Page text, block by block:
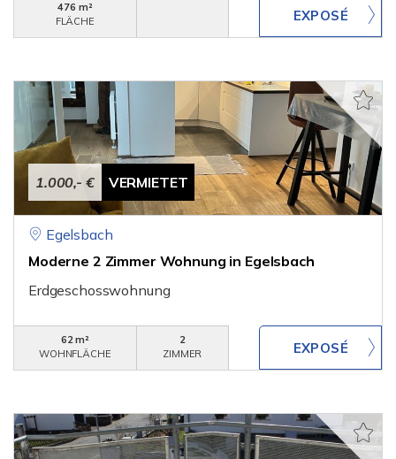
476 m²
FLÄCHE
1.000,- € VERMIETET
Egelsbach
Moderne 2 Zimmer Wohnung in Egelsbach
Erdgeschosswohnung
62 m²
WOHNFLÄCHE
2
ZIMMER